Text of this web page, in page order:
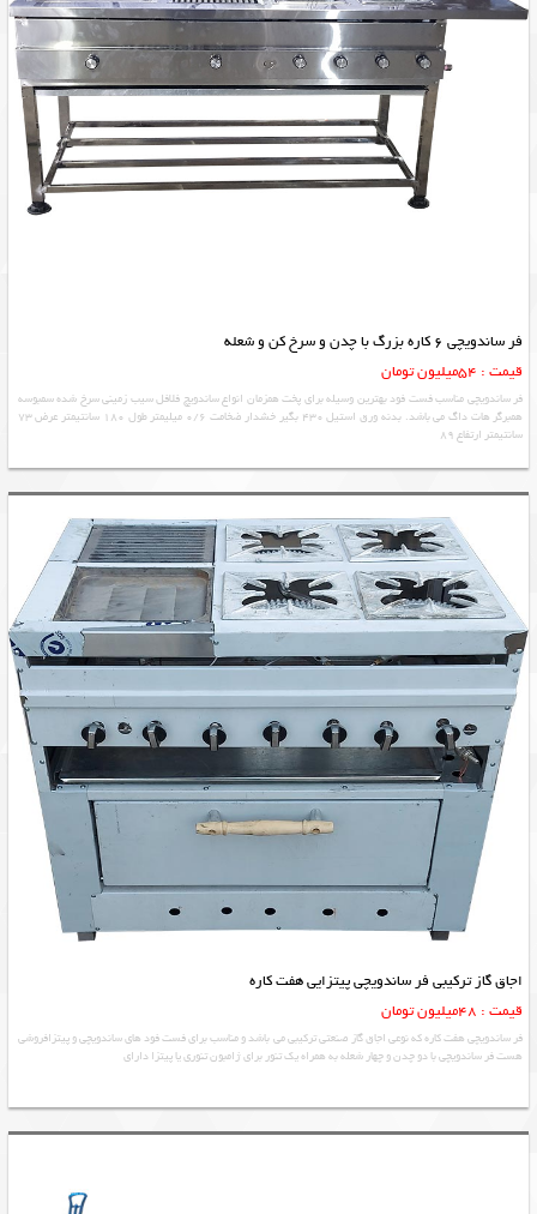
فر ساندویچی 6 کاره بزرگ با چدن و سرخ کن و شعله
قیمت : 54میلیون تومان
فر ساندویچی مناسب فست فود بهترین وسیله برای پخت همزمان انواع ساندویچ فلافل سیب زمینی سرخ شده سمبوسه
همبرگر هات داگ می باشد. بدنه ورق استیل 430 بگیر خشدار ضخامت 0/6 میلیمتر طول 180 سانتیمتر عرض 73
سانتیمتر ارتفاع 89
اجاق گاز ترکیبی فر ساندویچی پیتزایی هفت کاره
قیمت : 48میلیون تومان
فر ساندویچی هفت کاره که نوعی اجاق گاز صنعتی ترکیبی می باشد و مناسب برای فست فود های ساندویچی و پیتزافروشی
هست فر ساندویچی با دو چدن و چهار شعله به همراه یک تنور برای ژامبون تنوری یا پیتزا دارای